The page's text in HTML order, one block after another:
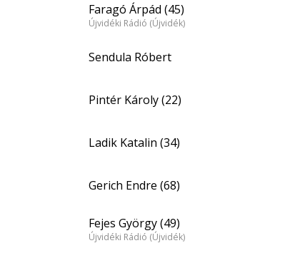
Faragó Árpád (45)
Újvidéki Rádió (Újvidék)
Sendula Róbert
Pintér Károly (22)
Ladik Katalin (34)
Gerich Endre (68)
Fejes György (49)
Újvidéki Rádió (Újvidék)